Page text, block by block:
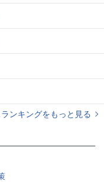
ンキングをもっと見る